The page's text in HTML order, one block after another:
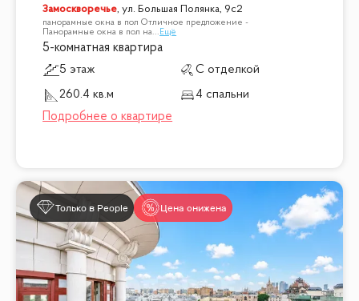
Замоскворечье,ул. Большая Полянка, 9с2
панорамные окна в пол Отличное предложение -
Панорамные окна в пол на... Ещё
5-комнатная квартира
5 этаж
С отделкой
260.4 кв.м
4 спальни
Только в People Цена снижена